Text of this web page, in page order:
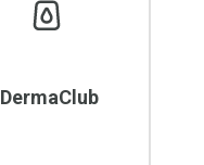
DermaClub